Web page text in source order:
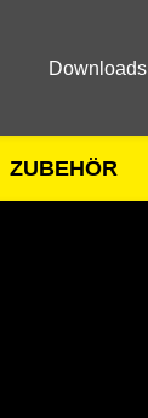
Downloads
ZUBEHÖR